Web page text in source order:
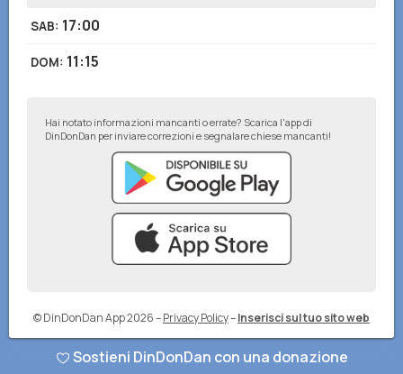
SAB: 17:00
DOM: 11:15
Hai notato informazioni mancanti o errate? Scarica l'app di
DinDonDan per inviare correzioni e segnalare chiese mancanti!
© DinDonDan App 2026–Privacy Policy–Inserisci sul tuo sito web
Sostieni DinDonDan con una donazione